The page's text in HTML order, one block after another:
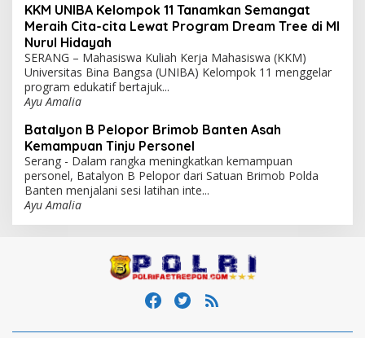
KKM UNIBA Kelompok 11 Tanamkan Semangat
Meraih Cita-cita Lewat Program Dream Tree di MI
Nurul Hidayah
SERANG – Mahasiswa Kuliah Kerja Mahasiswa (KKM)
Universitas Bina Bangsa (UNIBA) Kelompok 11 menggelar
program edukatif bertajuk...
Ayu Amalia
Batalyon B Pelopor Brimob Banten Asah
Kemampuan Tinju Personel
Serang - Dalam rangka meningkatkan kemampuan
personel, Batalyon B Pelopor dari Satuan Brimob Polda
Banten menjalani sesi latihan inte...
Ayu Amalia